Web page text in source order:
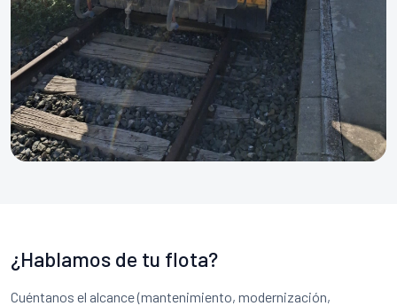
¿Hablamos de tu flota?
Cuéntanos el alcance (mantenimiento, modernización,